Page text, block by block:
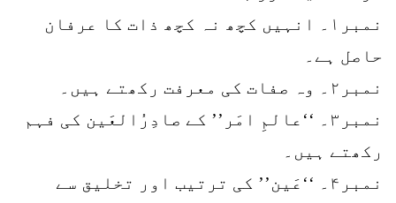
نمبر۱۔ انہیں کچھ نہ کچھ ذات کا عرفان
حاصل ہے۔
نمبر۲۔ وہ صفات کی معرفت رکھتے ہیں۔
نمبر۳۔ ‘‘عالمِ امَر’’ کے صادِرُالعَین کی فہم
رکھتے ہیں۔
نمبر۴۔ ‘‘عَین’’ کی ترتیب اور تخلیق سے